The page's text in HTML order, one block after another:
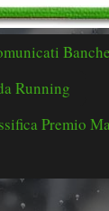
Running
Premio